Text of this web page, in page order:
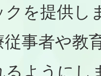
クを提供し
従事者や教
るようにし